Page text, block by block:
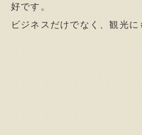
好です。
ビジネスだけでなく、観光に